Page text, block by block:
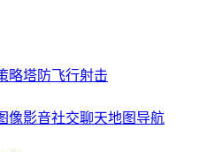
略塔防飞行射击
像影音社交聊天地图导航